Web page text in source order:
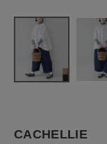
ナチュラル服
生活雑貨
CACHELLIE